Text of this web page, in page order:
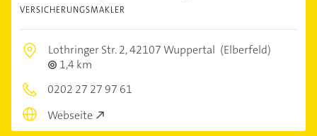
VERSICHERUNGSMAKLER
Lothringer Str. 2,42107 Wuppertal (Elberfeld)
1,4 km
0202 27 27 97 61
Webseite